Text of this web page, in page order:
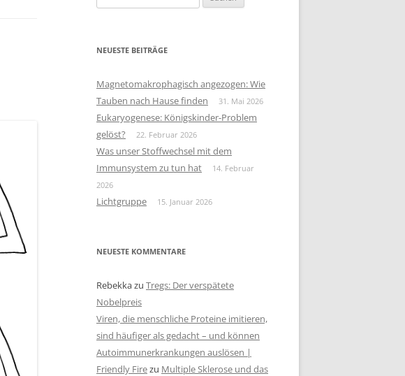
nach:
NEUESTE BEITRÄGE
Magnetomakrophagisch angezogen: Wie
Tauben nach Hause finden
31. Mai 2026
Eukaryogenese: Königskinder-Problem
gelöst?
22. Februar 2026
Was unser Stoffwechsel mit dem
Immunsystem zu tun hat
14. Februar
2026
Lichtgruppe 15. Januar 2026
NEUESTE KOMMENTARE
Rebekkazu Tregs: Der verspätete
Nobelpreis
Viren, die menschliche Proteine imitieren,
sind häufiger als gedacht – und können
Autoimmunerkrankungen auslösen |
Friendly Firezu Multiple Sklerose und das